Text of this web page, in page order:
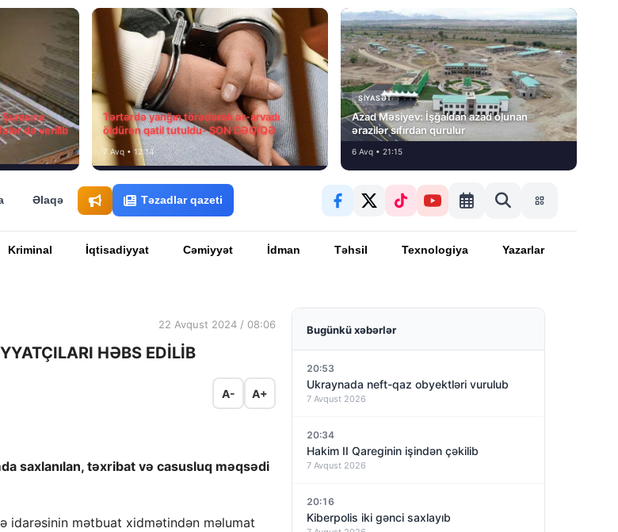
də verilib
Tərtərdə yanğın törədərək ər-arvadı
öldürən qatil tutuldu- SON DƏQİQƏ
7 Avq • 12:14
SIYASƏT
Azad Məsiyev: İşğaldan azad olunan
ərazilər sıfırdan qurulur
6 Avq • 21:15
Əlaqə Təzadlar qazeti
Kriminal İqtisadiyyat Cəmiyyət İdman Təhsil Texnologiya Yazarlar
22 Avqust 2024 / 08:06
HƏBS EDİLİB
A- A+
saxlanılan, təxribat və casusluq məqsədi
idarəsinin mətbuat xidmətindən məlumat
Bugünkü xəbərlər
20:53
Ukraynada neft-qaz obyektləri vurulub
7 Avqust 2026
20:34
Hakim II Qareginin işindən çəkilib
7 Avqust 2026
20:16
Kiberpolis iki gənci saxlayıb